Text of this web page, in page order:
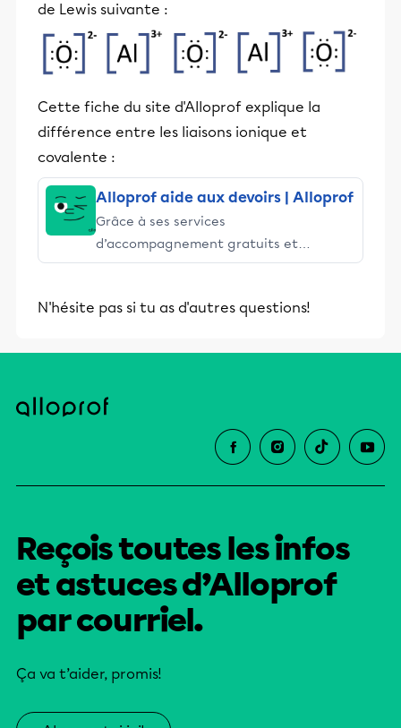
de Lewis suivante :
Cette fiche du site d'Alloprof explique la
différence entre les liaisons ionique et
covalente :
Alloprof aide aux devoirs | Alloprof
Grâce à ses services
d’accompagnement gratuits et
stimulants, Alloprof engage les élèves
éducative.
N'hésite pas si tu as d'autres questions!
Reçois toutes les infos
et astuces d’Alloprof
par courriel.
Ça va t’aider, promis!